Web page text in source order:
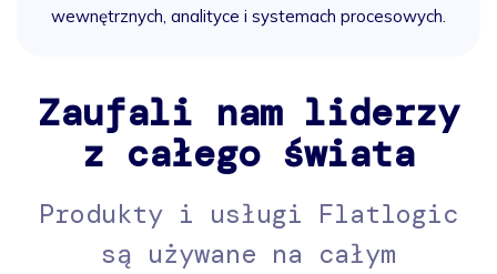
wewnętrznych, analityce i systemach procesowych.
Zaufali nam liderzy
z całego świata
Produkty i usługi Flatlogic
są używane na całym